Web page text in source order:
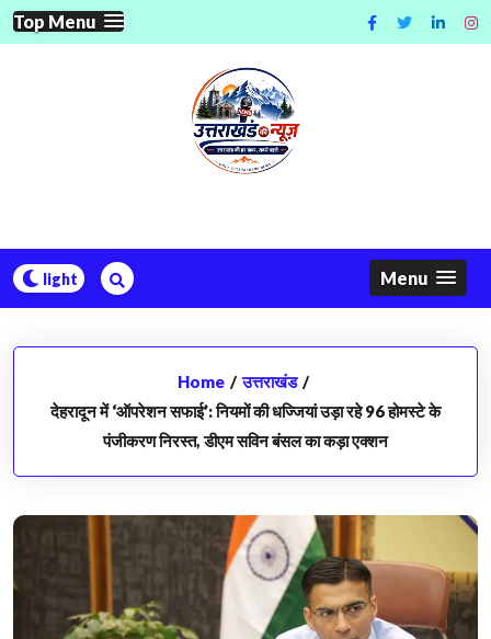
Skip
to
Top Menu
Menu
Home / उत्तराखंड /
देहरादून में ‘ऑपरेशन सफाई’: नियमों की धज्जियां उड़ा रहे 96 होमस्टे के
पंजीकरण निरस्त, डीएम सविन बंसल का कड़ा एक्शन